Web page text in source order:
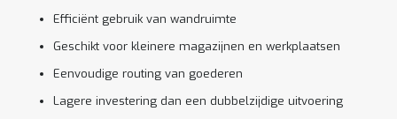
Efficiënt gebruik van wandruimte
Geschikt voor kleinere magazijnen en werkplaatsen
Eenvoudige routing van goederen
Lagere investering dan een dubbelzijdige uitvoering